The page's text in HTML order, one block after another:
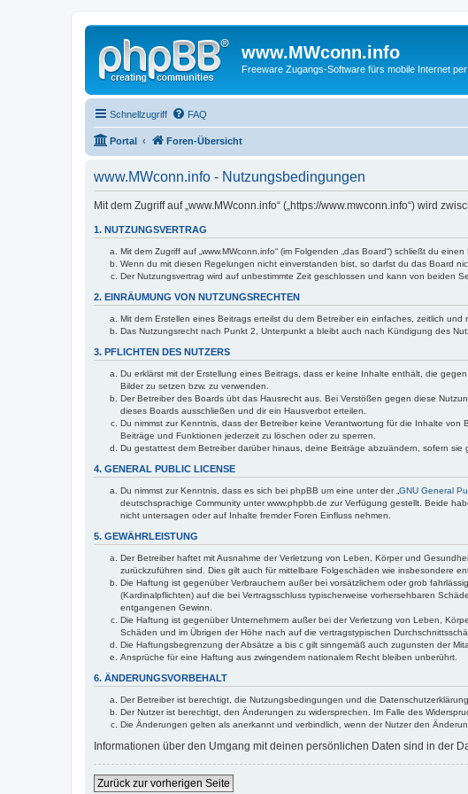
www.MWconn.info
Freeware Zugangs-Software fürs mobile Internet
Schnellzugriff FAQ
Portal Foren-Übersicht
www.MWconn.info - Nutzungsbedingungen
Mit dem Zugriff auf „www.MWconn.info“ („https://www.mwconn.info“) wird
1. NUTZUNGSVERTRAG
Mit dem Zugriff auf „www.MWconn.info“ (im Folgenden „das Board“) schließt du
Wenn du mit diesen Regelungen nicht einverstanden bist, so darfst du das Board
Der Nutzungsvertrag wird auf unbestimmte Zeit geschlossen und kann von beiden
2. EINRÄUMUNG VON NUTZUNGSRECHTEN
Mit dem Erstellen eines Beitrags erteilst du dem Betreiber ein einfaches, zeitlich
Das Nutzungsrecht nach Punkt 2, Unterpunkt a bleibt auch nach Kündigung des
3. PFLICHTEN DES NUTZERS
Du erklärst mit der Erstellung eines Beitrags, dass er keine Inhalte enthält, die
Bilder zu setzen bzw. zu verwenden.
Der Betreiber des Boards übt das Hausrecht aus. Bei Verstößen gegen diese
dieses Boards ausschließen und dir ein Hausverbot erteilen.
Du nimmst zur Kenntnis, dass der Betreiber keine Verantwortung für die Inhalte
Beiträge und Funktionen jederzeit zu löschen oder zu sperren.
Du gestattest dem Betreiber darüber hinaus, deine Beiträge abzuändern, sofern
4. GENERAL PUBLIC LICENSE
Du nimmst zur Kenntnis, dass es sich bei phpBB um eine unter der „ GNU General
deutschsprachige Community unter www.phpbb.de zur Verfügung gestellt. Beide
nicht untersagen oder auf Inhalte fremder Foren Einfluss nehmen.
5. GEWÄHRLEISTUNG
Der Betreiber haftet mit Ausnahme der Verletzung von Leben, Körper und
zurückzuführen sind. Dies gilt auch für mittelbare Folgeschäden wie insbesondere
Die Haftung ist gegenüber Verbrauchern außer bei vorsätzlichem oder grob
(Kardinalpflichten) auf die bei Vertragsschluss typischerweise vorhersehbaren
entgangenen Gewinn.
Die Haftung ist gegenüber Unternehmern außer bei der Verletzung von Leben,
Schäden und im Übrigen der Höhe nach auf die vertragstypischen
Die Haftungsbegrenzung der Absätze a bis c gilt sinngemäß auch zugunsten der
Ansprüche für eine Haftung aus zwingendem nationalem Recht bleiben unberührt.
6. ÄNDERUNGSVORBEHALT
Der Betreiber ist berechtigt, die Nutzungsbedingungen und die
Der Nutzer ist berechtigt, den Änderungen zu widersprechen. Im Falle des
Die Änderungen gelten als anerkannt und verbindlich, wenn der Nutzer den
Informationen über den Umgang mit deinen persönlichen Daten sind in der
Zurück zur vorherigen Seite